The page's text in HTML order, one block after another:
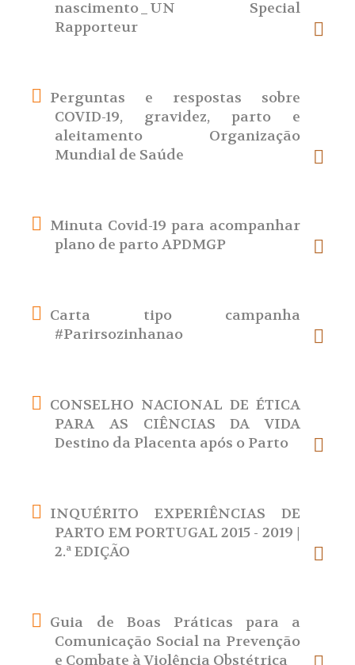
nascimento_UN Special
Rapporteur
Perguntas e respostas sobre
COVID-19, gravidez, parto e
aleitamento Organização
Mundial de Saúde
Minuta Covid-19 para acompanhar
plano de parto APDMGP
Carta tipo campanha
#Parirsozinhanao
CONSELHO NACIONAL DE ÉTICA
PARA AS CIÊNCIAS DA VIDA
Destino da Placenta após o Parto
INQUÉRITO EXPERIÊNCIAS DE
PARTO EM PORTUGAL 2015 - 2019 |
2.ª EDIÇÃO
Guia de Boas Práticas para a
Comunicação Social na Prevenção
e Combate à Violência Obstétrica